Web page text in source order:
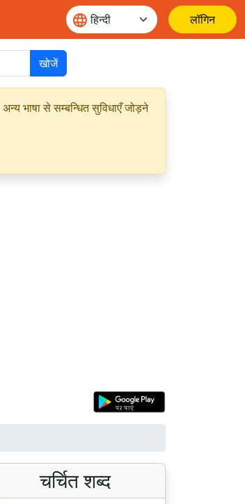
लॉगिन
खोजें
भाषा से सम्बन्धित सुविधाएँ जोड़ने
चर्चित शब्द